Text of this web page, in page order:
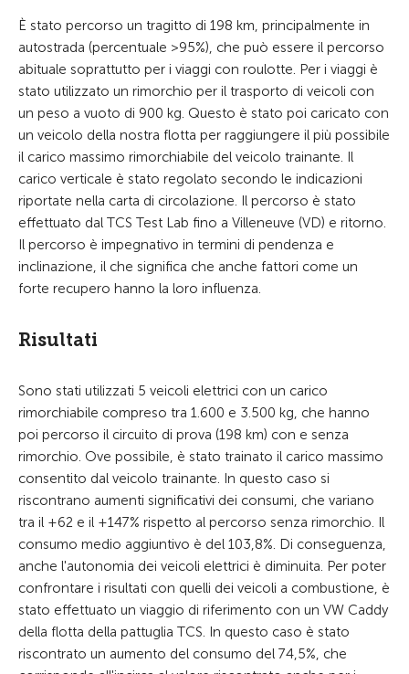
È stato percorso un tragitto di 198 km, principalmente in
autostrada (percentuale >95%), che può essere il percorso
abituale soprattutto per i viaggi con roulotte. Per i viaggi è
stato utilizzato un rimorchio per il trasporto di veicoli con
un peso a vuoto di 900 kg. Questo è stato poi caricato con
un veicolo della nostra flotta per raggiungere il più possibile
il carico massimo rimorchiabile del veicolo trainante. Il
carico verticale è stato regolato secondo le indicazioni
riportate nella carta di circolazione. Il percorso è stato
effettuato dal TCS Test Lab fino a Villeneuve (VD) e ritorno.
Il percorso è impegnativo in termini di pendenza e
inclinazione, il che significa che anche fattori come un
forte recupero hanno la loro influenza.
Risultati
Sono stati utilizzati 5 veicoli elettrici con un carico
rimorchiabile compreso tra 1.600 e 3.500 kg, che hanno
poi percorso il circuito di prova (198 km) con e senza
rimorchio. Ove possibile, è stato trainato il carico massimo
consentito dal veicolo trainante. In questo caso si
riscontrano aumenti significativi dei consumi, che variano
tra il +62 e il +147% rispetto al percorso senza rimorchio. Il
consumo medio aggiuntivo è del 103,8%. Di conseguenza,
anche l'autonomia dei veicoli elettrici è diminuita. Per poter
confrontare i risultati con quelli dei veicoli a combustione, è
stato effettuato un viaggio di riferimento con un VW Caddy
della flotta della pattuglia TCS. In questo caso è stato
riscontrato un aumento del consumo del 74,5%, che